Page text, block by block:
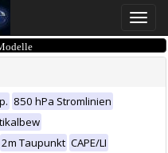
Toggle
850 hPa Stromlinien
2m Taupunkt CAPE/LI